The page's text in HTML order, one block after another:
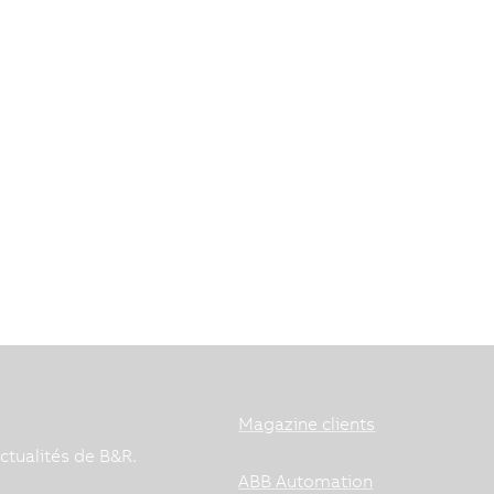
de B&R.
Magazine clients
ABB Automation